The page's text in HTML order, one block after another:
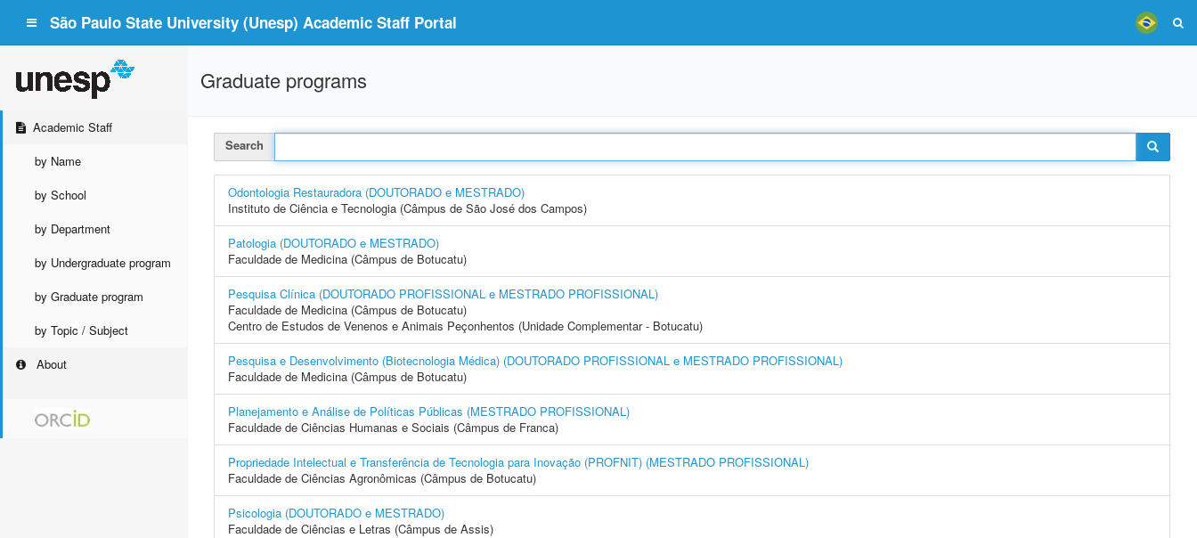
São Paulo State University (Unesp) Academic Staff Portal
Academic Staff
by Name
by School
by Department
by Undergraduate program
by Graduate program
by Topic / Subject
About
Graduate programs
Search
Odontologia Restauradora (DOUTORADO e MESTRADO)
Instituto de Ciência e Tecnologia (Câmpus de São José dos Campos)
Patologia (DOUTORADO e MESTRADO)
Faculdade de Medicina (Câmpus de Botucatu)
Pesquisa Clínica (DOUTORADO PROFISSIONAL e MESTRADO PROFISSIONAL)
Faculdade de Medicina (Câmpus de Botucatu)
Centro de Estudos de Venenos e Animais Peçonhentos (Unidade Complementar - Botucatu)
Pesquisa e Desenvolvimento (Biotecnologia Médica) (DOUTORADO PROFISSIONAL e MESTRADO PROFISSIONAL)
Faculdade de Medicina (Câmpus de Botucatu)
Planejamento e Análise de Políticas Públicas (MESTRADO PROFISSIONAL)
Faculdade de Ciências Humanas e Sociais (Câmpus de Franca)
Propriedade Intelectual e Transferência de Tecnologia para Inovação (PROFNIT) (MESTRADO PROFISSIONAL)
Faculdade de Ciências Agronômicas (Câmpus de Botucatu)
Psicologia (DOUTORADO e MESTRADO)
Faculdade de Ciências e Letras (Câmpus de Assis)